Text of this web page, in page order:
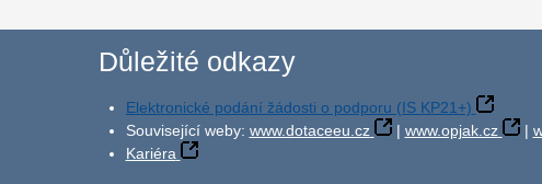
Důležité odkazy
Elektronické podání žádosti o podporu (IS KP21+)
Související weby: www.dotaceeu.cz | www.opjak.cz |
Kariéra